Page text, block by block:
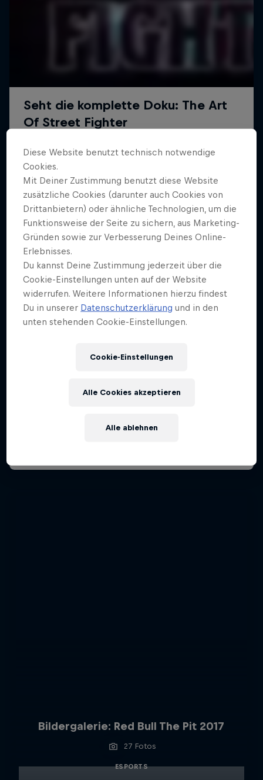
Bildergalerie: Red Bull The Pit 2017
27 Fotos
ESPORTS
Diese Website benutzt technisch notwendige
Cookies.
Mit Deiner Zustimmung benutzt diese Website
zusätzliche Cookies (darunter auch Cookies von
Drittanbietern) oder ähnliche Technologien, um die
Funktionsweise der Seite zu sichern, aus Marketing-
Gründen sowie zur Verbesserung Deines Online-
Erlebnisses.
Du kannst Deine Zustimmung jederzeit über die
Cookie-Einstellungen unten auf der Website
widerrufen. Weitere Informationen hierzu findest
Du in unserer Datenschutzerklärung und in den
unten stehenden Cookie-Einstellungen.
Cookie-Einstellungen
Alle ablehnen
Alle Cookies akzeptieren